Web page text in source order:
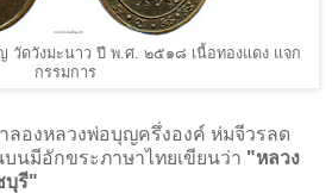
วัดวังมะนาว ปี พ.ศ. ๒๕๑๘ เนื้อทองแดง แจก
กรรมการ
ลองหลวงพ่อบุญครึ่งองค์ ห่มจีวรลด
นมีอักขระภาษาไทยเขียนว่า "หลวง
บุรี"